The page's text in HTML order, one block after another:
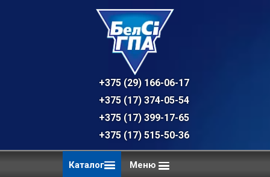
+375 (29) 166-06-17 - техническая
+375 (17) 374-05-54 - общий отдел,
+375 (17) 399-17-65
+375 (17) 515-50-36
Каталог Меню